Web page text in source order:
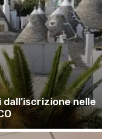
nelle